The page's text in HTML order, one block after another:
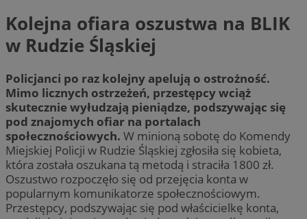
Kolejna ofiara oszustwa na BLIK
w Rudzie Śląskiej
Policjanci po raz kolejny apelują o ostrożność.
Mimo licznych ostrzeżeń, przestępcy wciąż
skutecznie wyłudzają pieniądze, podszywając się
pod znajomych ofiar na portalach
społecznościowych. W minioną sobotę do Komendy
Miejskiej Policji w Rudzie Śląskiej zgłosiła się kobieta,
która została oszukana tą metodą i straciła 1800 zł.
Oszustwo rozpoczęło się od przejęcia konta w
popularnym komunikatorze społecznościowym.
Przestępcy, podszywając się pod właścicielkę konta,